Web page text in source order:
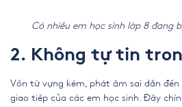
Có nhiều em học sinh lớp 8 đang
2. Không tự tin
Vốn từ vựng kém, phát âm sai dẫn
giao tiếp của các em học sinh. Đây